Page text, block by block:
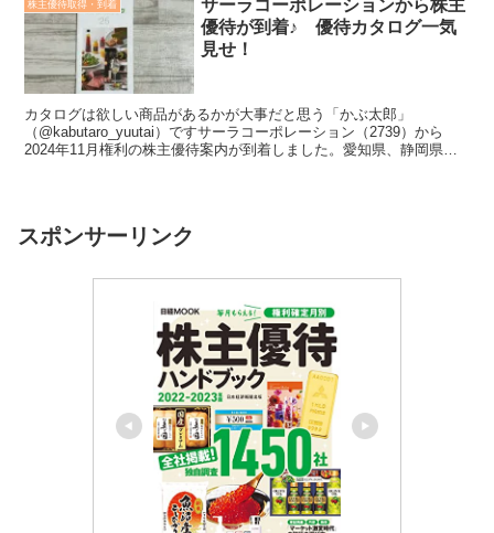
株主優待取得・到着
サーラコーポレーションから株主
優待が到着♪ 優待カタログ一気
見せ！
カタログは欲しい商品があるかが大事だと思う「かぶ太郎」
（@kabutaro_yuutai）ですサーラコーポレーション（2739）から
2024年11月権利の株主優待案内が到着しました。愛知県、静岡県を
スポンサーリンク